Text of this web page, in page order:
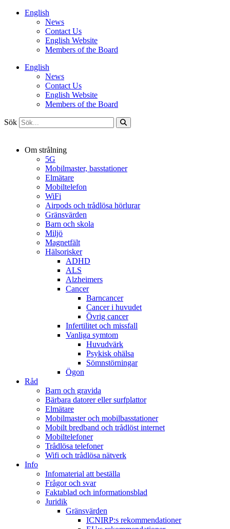
HoppaEnglish
News
Contact Us
English Website
Members of the Board
English
News
Contact Us
English Website
Members of the Board
Sök
Om strålning
5G
Mobilmaster, basstationer
Elmätare
Mobiltelefon
WiFi
Airpods och trådlösa hörlurar
Gränsvärden
Barn och skola
Miljö
Magnetfält
Hälsorisker
ADHD
ALS
Alzheimers
Cancer
Barncancer
Cancer i huvudet
Övrig cancer
Infertilitet och missfall
Vanliga symtom
Huvudvärk
Psykisk ohälsa
Sömnstörningar
Ögon
Råd
Barn och gravida
Bärbara datorer eller surfplattor
Elmätare
Mobilmaster och mobilbasstationer
Mobilt bredband och trådlöst internet
Mobiltelefoner
Trådlösa telefoner
Wifi och trådlösa nätverk
Info
Infomaterial att beställa
Frågor och svar
Faktablad och informationsblad
Juridik
Gränsvärden
ICNIRP:s rekommendationer